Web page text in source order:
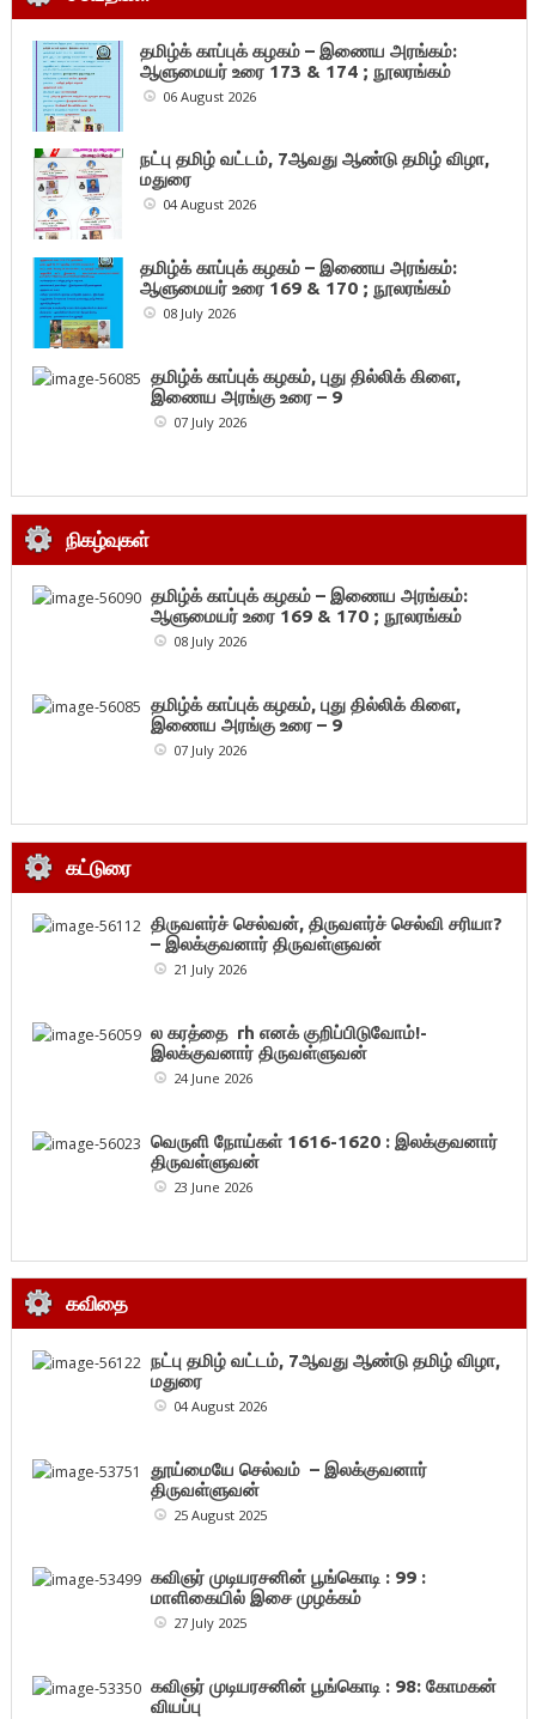
தமிழ்க் காப்புக் கழகம் – இணைய அரங்கம்:
ஆளுமையர் உரை 173 & 174 ; நூலரங்கம்
06 August 2026
நட்பு தமிழ் வட்டம், 7ஆவது ஆண்டு தமிழ் விழா,
மதுரை
04 August 2026
தமிழ்க் காப்புக் கழகம் – இணைய அரங்கம்:
ஆளுமையர் உரை 169 & 170 ; நூலரங்கம்
08 July 2026
தமிழ்க் காப்புக் கழகம், புது தில்லிக் கிளை,
இணைய அரங்கு உரை – 9
07 July 2026
நிகழ்வுகள்
தமிழ்க் காப்புக் கழகம் – இணைய அரங்கம்:
ஆளுமையர் உரை 169 & 170 ; நூலரங்கம்
08 July 2026
தமிழ்க் காப்புக் கழகம், புது தில்லிக் கிளை,
இணைய அரங்கு உரை – 9
07 July 2026
கட்டுரை
திருவளர்ச் செல்வன், திருவளர்ச் செல்வி சரியா?
– இலக்குவனார் திருவள்ளுவன்
21 July 2026
ல கரத்தை rh எனக் குறிப்பிடுவோம்!-
இலக்குவனார் திருவள்ளுவன்
24 June 2026
வெருளி நோய்கள் 1616-1620 : இலக்குவனார்
திருவள்ளுவன்
23 June 2026
கவிதை
நட்பு தமிழ் வட்டம், 7ஆவது ஆண்டு தமிழ் விழா,
மதுரை
04 August 2026
தூய்மையே செல்வம் – இலக்குவனார்
திருவள்ளுவன்
25 August 2025
கவிஞர் முடியரசனின் பூங்கொடி : 99 :
மாளிகையில் இசை முழக்கம்
27 July 2025
கவிஞர் முடியரசனின் பூங்கொடி : 98: கோமகன்
வியப்பு